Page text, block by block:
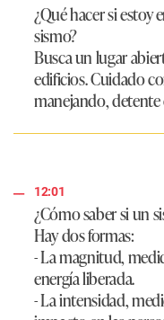
¿Qué hacer si estoy
sismo?
Busca un lugar
edificios. Cuidado
manejando,
12:01
¿Cómo saber si un
Hay dos formas:
- La magnitud,
energía liberada.
- La intensidad,